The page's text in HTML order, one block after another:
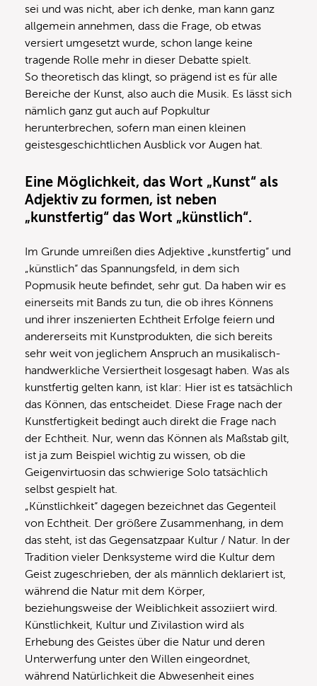
sei und was nicht, aber ich denke, man kann ganz
allgemein annehmen, dass die Frage, ob etwas
versiert umgesetzt wurde, schon lange keine
tragende Rolle mehr in dieser Debatte spielt.
So theoretisch das klingt, so prägend ist es für alle
Bereiche der Kunst, also auch die Musik. Es lässt sich
nämlich ganz gut auch auf Popkultur
herunterbrechen, sofern man einen kleinen
geistesgeschichtlichen Ausblick vor Augen hat.
Eine Möglichkeit, das Wort „Kunst“ als
Adjektiv zu formen, ist neben
„kunstfertig“ das Wort „künstlich“.
Im Grunde umreißen dies Adjektive „kunstfertig“ und
„künstlich“ das Spannungsfeld, in dem sich
Popmusik heute befindet, sehr gut. Da haben wir es
einerseits mit Bands zu tun, die ob ihres Könnens
und ihrer inszenierten Echtheit Erfolge feiern und
andererseits mit Kunstprodukten, die sich bereits
sehr weit von jeglichem Anspruch an musikalisch-
handwerkliche Versiertheit losgesagt haben. Was als
kunstfertig gelten kann, ist klar: Hier ist es tatsächlich
das Können, das entscheidet. Diese Frage nach der
Kunstfertigkeit bedingt auch direkt die Frage nach
der Echtheit. Nur, wenn das Können als Maßstab gilt,
ist ja zum Beispiel wichtig zu wissen, ob die
Geigenvirtuosin das schwierige Solo tatsächlich
selbst gespielt hat.
„Künstlichkeit“ dagegen bezeichnet das Gegenteil
von Echtheit. Der größere Zusammenhang, in dem
das steht, ist das Gegensatzpaar Kultur / Natur. In der
Tradition vieler Denksysteme wird die Kultur dem
Geist zugeschrieben, der als männlich deklariert ist,
während die Natur mit dem Körper,
beziehungsweise der Weiblichkeit assoziiert wird.
Künstlichkeit, Kultur und Zivilastion wird als
Erhebung des Geistes über die Natur und deren
Unterwerfung unter den Willen eingeordnet,
während Natürlichkeit die Abwesenheit eines